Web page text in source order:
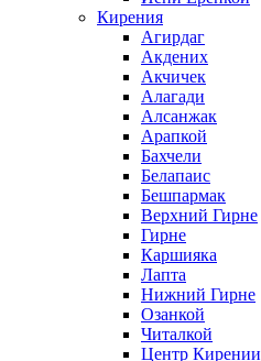
Кирения
Агирдаг
Акдених
Акчичек
Алагади
Алсанжак
Арапкой
Бахчели
Белапаис
Бешпармак
Верхний Гирне
Гирне
Каршияка
Лапта
Нижний Гирне
Озанкой
Читалкой
Центр Кирении